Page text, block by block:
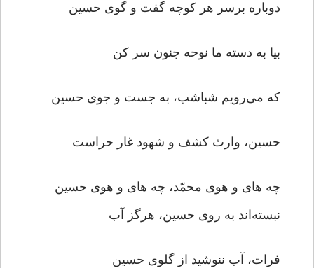
دوباره برسر هر کوچه گفت و گوی حسین
بیا به دسته ما نوحه جنون سر کن
که می‌رویم شباشب، به جست و جوی حسین
حسین، وارث کشف و شهود غار حراست
چه های و هوی محمّد، چه های و هوی حسین
نبسته‌اند به روی حسین، هرگز آب
فرات، آب ننوشید از گلوی حسین